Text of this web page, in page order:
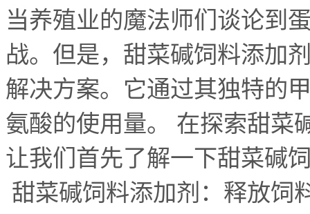
当养殖业的魔法师们谈论到
战。但是，甜菜碱饲料添加
解决方案。它通过其独特的
氨酸的使用量。
在探索甜菜
让我们首先了解一下甜菜碱
甜菜碱饲料添加剂：释放饲